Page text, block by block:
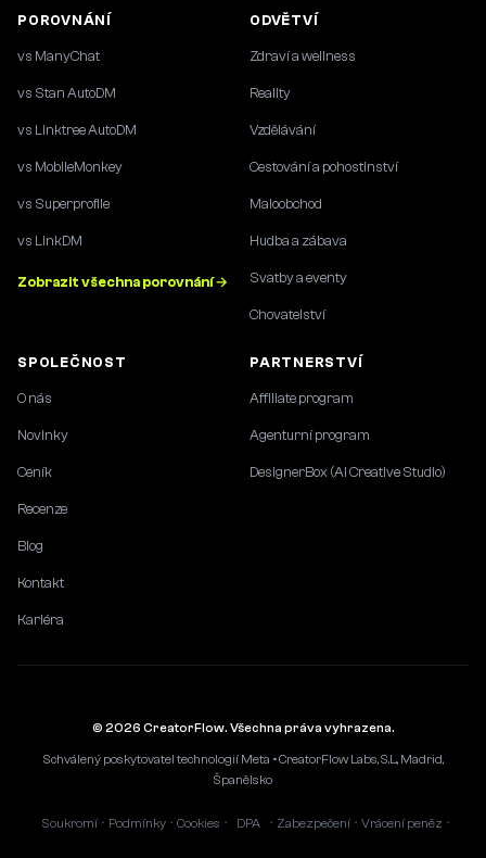
POROVNÁNÍ
vs ManyChat
vs Stan AutoDM
vs Linktree AutoDM
vs MobileMonkey
vs Superprofile
vs LinkDM
Zobrazit všechna porovnání →
ODVĚTVÍ
Zdraví a wellness
Reality
Vzdělávání
Cestování a pohostinství
Maloobchod
Hudba a zábava
Svatby a eventy
Chovatelství
SPOLEČNOST
O nás
Novinky
Ceník
Recenze
Blog
Kontakt
Kariéra
PARTNERSTVÍ
Affiliate program
Agenturní program
DesignerBox (AI Creative Studio)
© 2026 CreatorFlow. Všechna práva vyhrazena.
Schválený poskytovatel technologií Meta • CreatorFlow Labs, S.L., Madrid,
Španělsko
Soukromí • Podmínky • Cookies • DPA • Zabezpečení • Vrácení peněz •